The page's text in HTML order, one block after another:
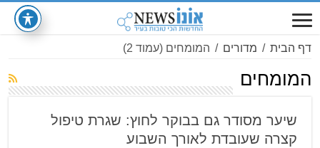
דף הבית / מדורים / המומחים (עמוד 2)
המומחים
שיער מסודר גם בבוקר לחוץ: שגרת טיפול
קצרה שעובדת לאורך השבוע